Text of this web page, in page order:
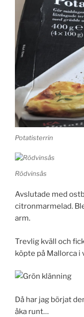
Potatisterrin
Rödvinsås
Avslutade med
citronmarmelad.
arm.
Trevlig kväll och
köpte på Mallorca i
Då har jag börjat
åka runt…